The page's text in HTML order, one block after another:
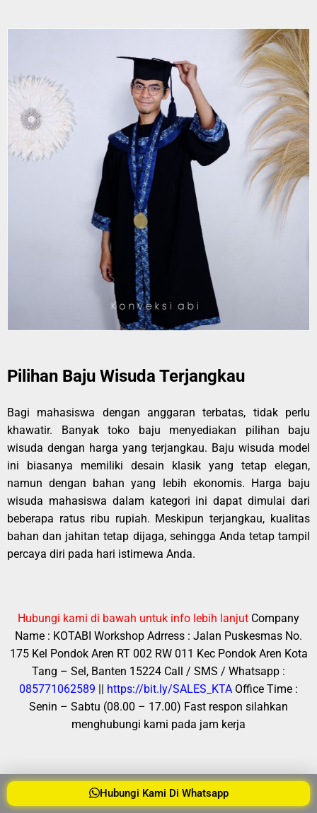
Hubungi Kami Di Whatsapp
Pilihan Baju Wisuda Terjangkau
Bagi mahasiswa dengan anggaran terbatas, tidak perlu
khawatir. Banyak toko baju menyediakan pilihan baju
wisuda dengan harga yang terjangkau. Baju wisuda model
ini biasanya memiliki desain klasik yang tetap elegan,
namun dengan bahan yang lebih ekonomis. Harga baju
wisuda mahasiswa dalam kategori ini dapat dimulai dari
beberapa ratus ribu rupiah. Meskipun terjangkau, kualitas
bahan dan jahitan tetap dijaga, sehingga Anda tetap tampil
percaya diri pada hari istimewa Anda.
Hubungi kami di bawah untuk info lebih lanjut Company
Name : KOTABI Workshop Adrress : Jalan Puskesmas No.
175 Kel Pondok Aren RT 002 RW 011 Kec Pondok Aren Kota
Tang – Sel, Banten 15224 Call / SMS / Whatsapp :
085771062589
https://bit.ly/SALES_KTA Office Time :
Senin – Sabtu (08.00 – 17.00) Fast respon silahkan
menghubungi kami pada jam kerja
Pilihan Baju Wisuda Menengah